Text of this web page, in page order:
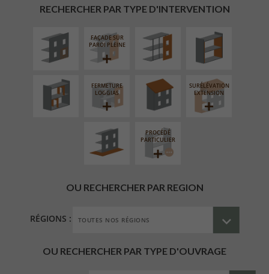
RECHERCHER PAR TYPE D'INTERVENTION
EXTÉRIEURE
FAÇADE SUR
PAROI PLEINE
LINÉAIRE
INTÉRIEURE
RÉAMÉNAGEMENT
INTÉRIEUR
FERMETURE
LOGGIAS
RÉFECTION DES
TOITURES
SURÉLÉVATION
EXTENSION
AMÉNAGEMENT
EXTÉRIEUR
PROCÉDÉ
PARTICULIER
OU RECHERCHER PAR REGION
RÉGIONS :
OU RECHERCHER PAR TYPE D'OUVRAGE